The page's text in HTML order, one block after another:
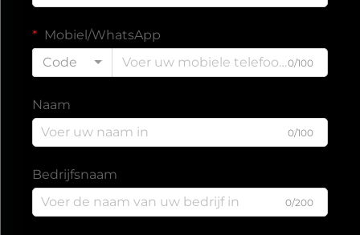
Mobiel/WhatsApp
Code
0/100
Naam
0/100
Bedrijfsnaam
0/200